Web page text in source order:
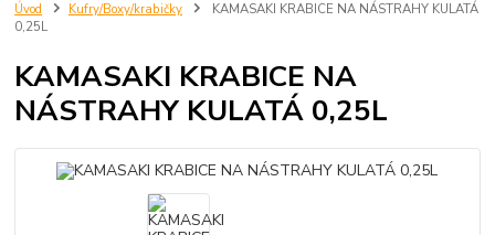
Úvod Kufry/Boxy/krabičky
KAMASAKI KRABICE NA NÁSTRAHY KULATÁ
0,25L
KAMASAKI KRABICE NA
NÁSTRAHY KULATÁ 0,25L